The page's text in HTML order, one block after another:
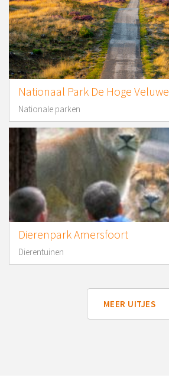
Nationaal Park De Hoge Veluwe
Nationale parken
Dierenpark Amersfoort
Dierentuinen
MEER UITJES